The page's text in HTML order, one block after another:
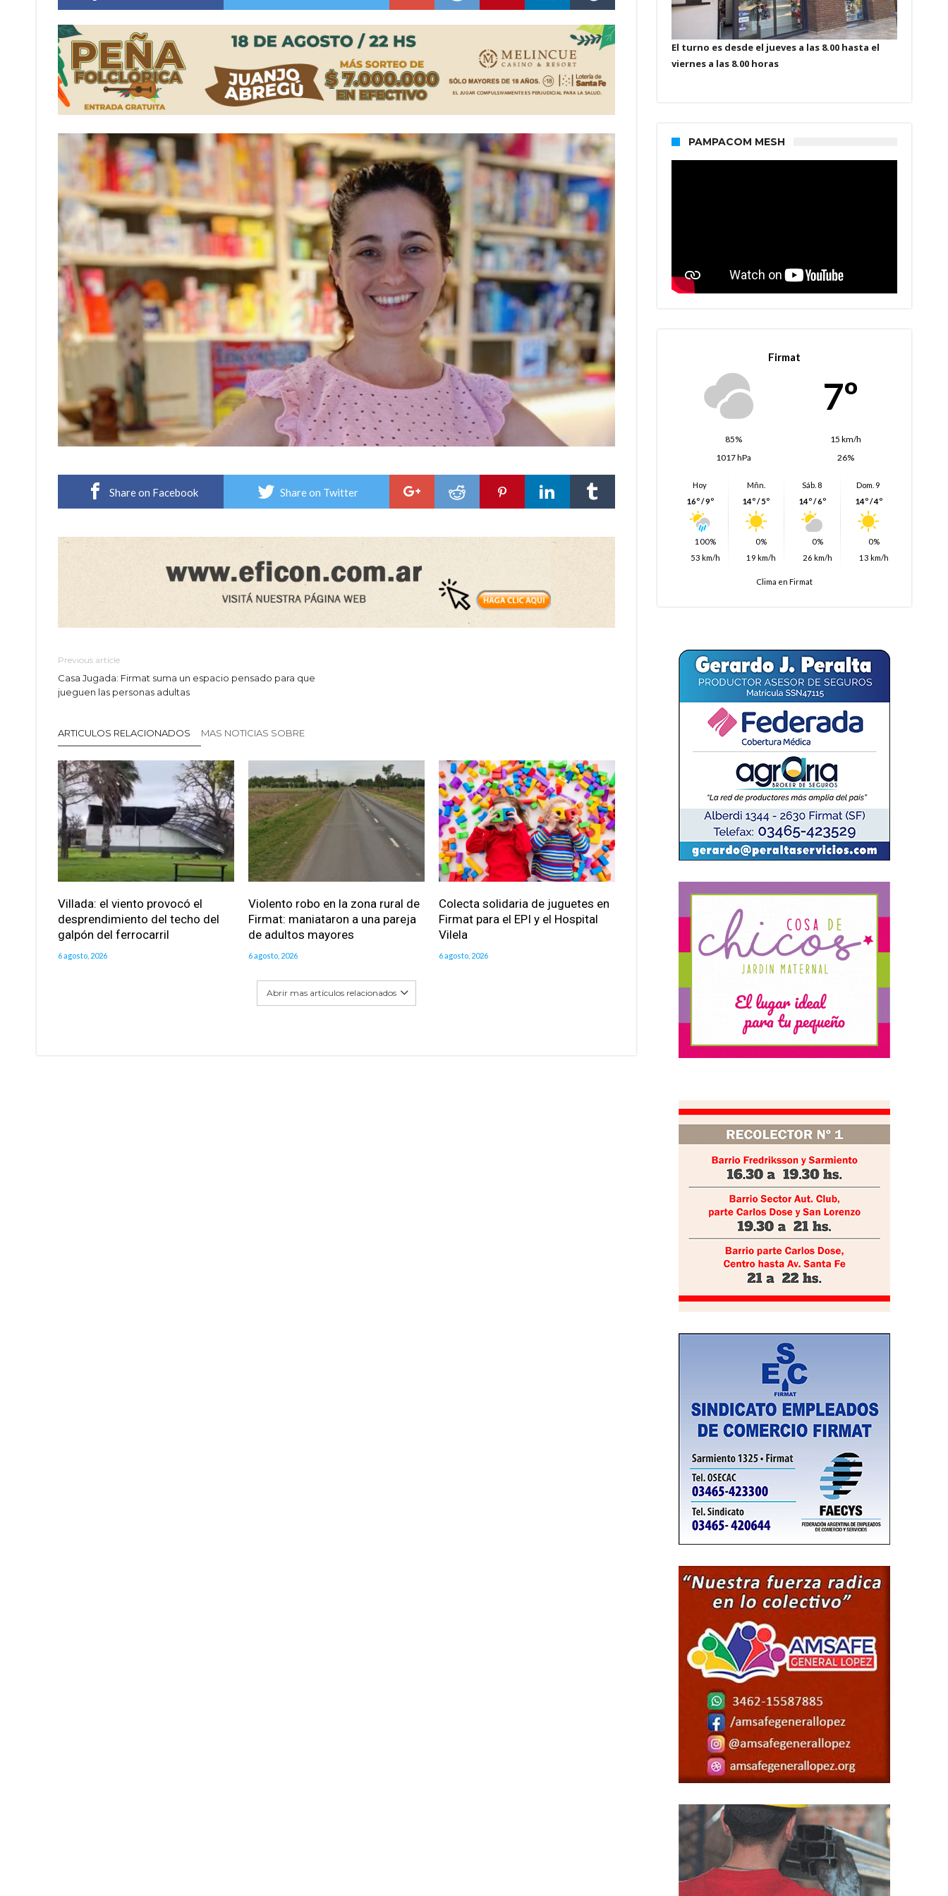
Villada: evalúan obras preventivas ante posibles lluvias intensas
Share on Facebook Share on Twitter
Previous article
Casa Jugada: Firmat suma un espacio pensado para que
jueguen las personas adultas
ARTICULOS RELACIONADOS MAS NOTICIAS SOBRE
Villada: el viento provocó el
desprendimiento del techo del
galpón del ferrocarril
6 agosto, 2026
Violento robo en la zona rural de
Firmat: maniataron a una pareja
de adultos mayores
6 agosto, 2026
Colecta solidaria de juguetes en
Firmat para el EPI y el Hospital
Vilela
6 agosto, 2026
Abrir mas artículos relacionados
El turno es desde el jueves a las 8.00 hasta el
viernes a las 8.00 horas
PAMPACOM MESH
Firmat
7º
85%
15 km/h
1017 hPa
26%
Hoy
16º / 9º
100%
53 km/h
Mñn.
14º / 5º
0%
19 km/h
Sáb. 8
14º / 6º
0%
26 km/h
Dom. 9
14º / 4º
0%
13 km/h
Clima en Firmat